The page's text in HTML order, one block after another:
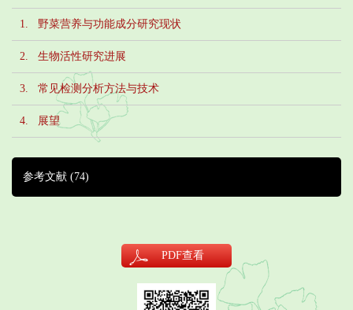
1. 野菜营养与功能成分研究现状
2. 生物活性研究进展
3. 常见检测分析方法与技术
4. 展望
参考文献 (74)
PDF查看